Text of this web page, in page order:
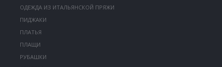
ОДЕЖДА ИЗ ИТАЛЬЯНСКОЙ ПРЯЖИ
ПИДЖАКИ
ПЛАТЬЯ
ПЛАЩИ
РУБАШКИ